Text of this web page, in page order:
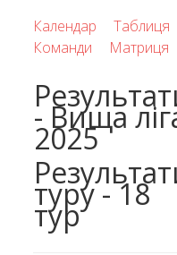
Календар Таблиця
Команди
Матриця
- Вища
2025
туру - 18
тур